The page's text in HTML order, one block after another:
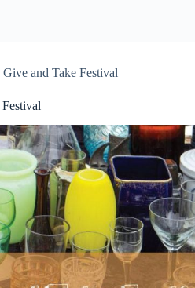
Give and Take Festival